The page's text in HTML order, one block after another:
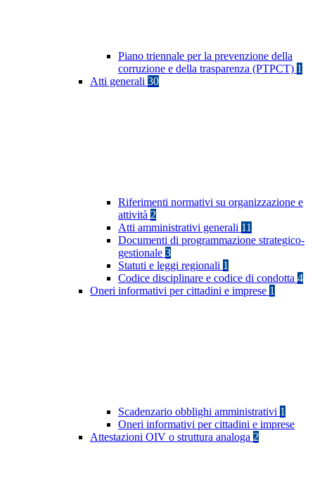
Piano triennale per la prevenzione della
corruzione e della trasparenza (PTPCT) 1
Atti generali 30
Riferimenti normativi su organizzazione e
attività 2
Atti amministrativi generali 11
Documenti di programmazione strategico-
gestionale 3
Statuti e leggi regionali 1
Codice disciplinare e codice di condotta 4
Oneri informativi per cittadini e imprese 1
Scadenzario obblighi amministrativi 1
Oneri informativi per cittadini e imprese
Attestazioni OIV o struttura analoga 2